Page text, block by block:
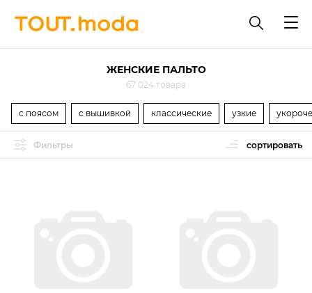
ЖЕНСКИЕ ПАЛЬТО
67 024 товара
с поясом с вышивкой классические узкие
Фильтры сортировать